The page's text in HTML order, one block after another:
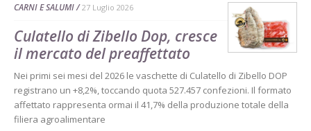
CARNI E SALUMI 27 Luglio 2026
Culatello di Zibello Dop, cresce
il mercato del preaffettato
Nei primi sei mesi del 2026 le vaschette di Culatello di Zibello DOP
registrano un +8,2%, toccando quota 527.457 confezioni. Il formato
affettato rappresenta ormai il 41,7% della produzione totale della
filiera agroalimentare